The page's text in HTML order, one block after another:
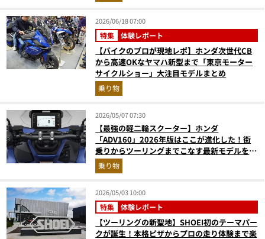
2026/06/18 07:00
特集 体験レポート
【バイクのプロが現地レポ】ホンダ次世代CB
から高速OKなヤマハ新型まで「東京モーター
サイクルショー」大注目モデルまとめ
乗り物
2026/05/07 07:30
【最強の軽二輪スクーター】ホンダ
「ADV160」2026年版はここが進化した！街
乗りからツーリングまでこなす最新モデルを徹
底解説
乗り物
2026/05/03 10:00
特集 体験レポート
【ツーリングの新聖地】SHOEI初のテーマパー
クが誕生！本格ピザからプロの走り体験まで楽